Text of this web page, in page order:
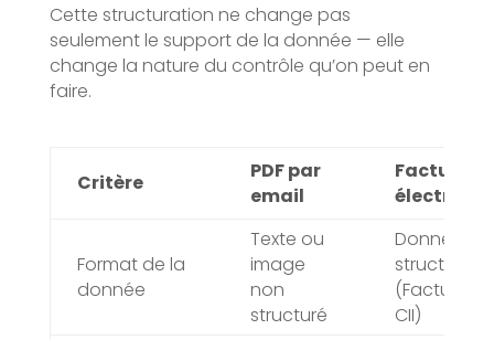
Cette structuration ne change pas
seulement le support de la donnée — elle
change la nature du contrôle qu’on peut en
faire.
Critère
PDF par
email
Facture
Format de la
donnée
Texte ou
image
non
structuré
Données
structurées
(Factur-X,
CII)